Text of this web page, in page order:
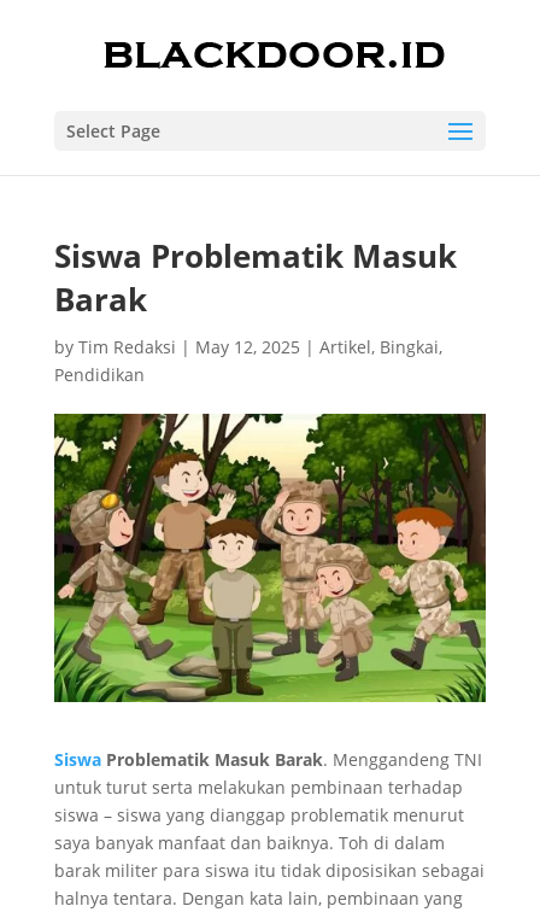
Select Page
Siswa Problematik Masuk
Barak
by Tim Redaksi | May 12, 2025 | Artikel, Bingkai,
Pendidikan
SiswaProblematik Masuk Barak. Menggandeng TNI
untuk turut serta melakukan pembinaan terhadap
siswa – siswa yang dianggap problematik menurut
saya banyak manfaat dan baiknya. Toh di dalam
barak militer para siswa itu tidak diposisikan sebagai
halnya tentara. Dengan kata lain, pembinaan yang